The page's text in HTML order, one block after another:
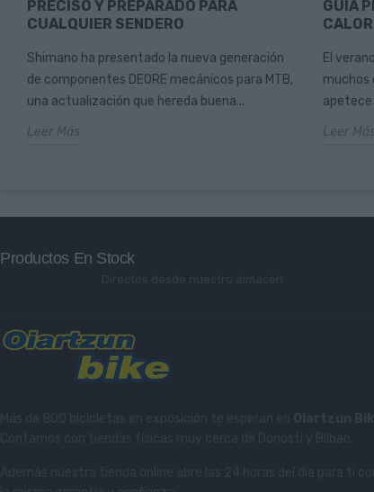
PRECISO Y PREPARADO PARA
CUALQUIER SENDERO
Shimano ha presentado la nueva generación
de componentes DEORE mecánicos para MTB,
una actualización que hereda buena...
Leer Más
GUÍA
CALOR
El
muchos
apetece
Leer Más
Productos En Stock